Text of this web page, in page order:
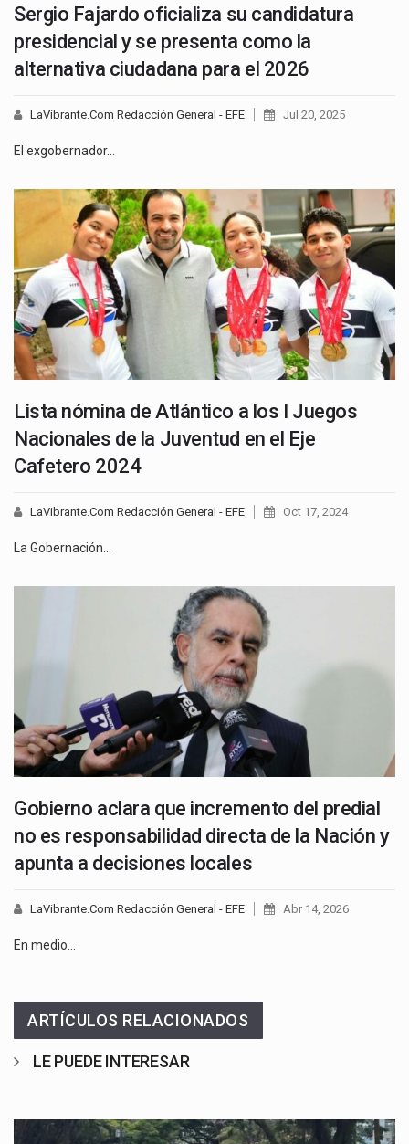
Sergio Fajardo oficializa su candidatura
presidencial y se presenta como la
alternativa ciudadana para el 2026
LaVibrante.Com Redacción General - EFE Jul 20, 2025
El exgobernador…
Lista nómina de Atlántico a los I Juegos
Nacionales de la Juventud en el Eje
Cafetero 2024
LaVibrante.Com Redacción General - EFE Oct 17, 2024
La Gobernación…
Gobierno aclara que incremento del predial
no es responsabilidad directa de la Nación y
apunta a decisiones locales
LaVibrante.Com Redacción General - EFE Abr 14, 2026
En medio…
ARTÍCULOS RELACIONADOS
LE PUEDE INTERESAR